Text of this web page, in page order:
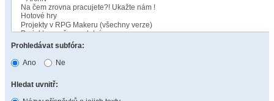
Prohledávat subfóra:
Ano
Ne
Hledat uvnitř: